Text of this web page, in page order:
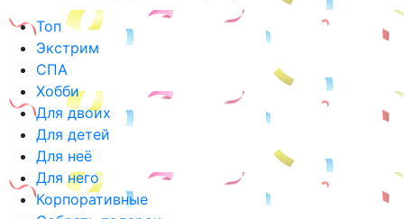
Топ
Экстрим
СПА
Хобби
Для двоих
Для детей
Для неё
Для него
Корпоративные